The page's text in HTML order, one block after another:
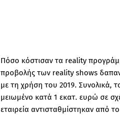
Πόσο κόστισαν τα reality
προβολής των reality shows
με τη χρήση του 2019. Συνολικά,
μειωμένο κατά 1 εκατ. ευρώ σε
εταιρεία αντισταθμίστηκαν